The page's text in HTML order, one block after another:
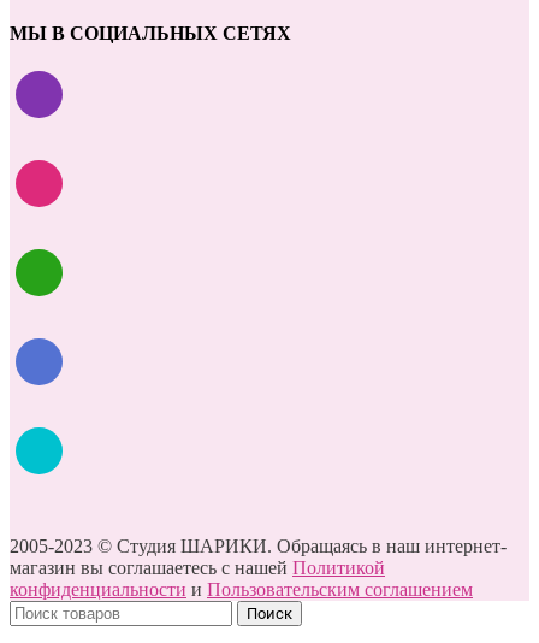
МЫ В СОЦИАЛЬНЫХ СЕТЯХ
2005-2023 © Студия ШАРИКИ. Обращаясь в наш интернет-
магазин вы соглашаетесь с нашей Политикой
конфиденциальности и Пользовательским соглашением
Поиск